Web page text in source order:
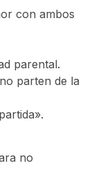
con ambos
parental.
parten de la
no